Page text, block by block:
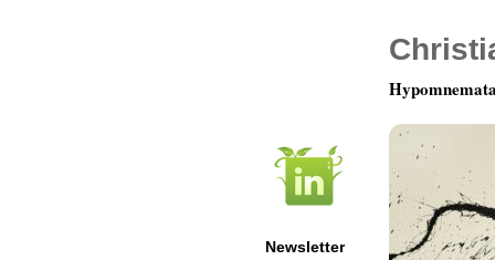
Newsletter